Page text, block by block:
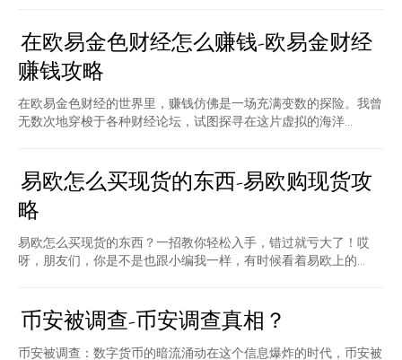
在欧易金色财经怎么赚钱-欧易金财经
赚钱攻略
在欧易金色财经的世界里，赚钱仿佛是一场充满变数的探险。我曾
无数次地穿梭于各种财经论坛，试图探寻在这片虚拟的海洋...
易欧怎么买现货的东西-易欧购现货攻
略
易欧怎么买现货的东西？一招教你轻松入手，错过就亏大了！哎
呀，朋友们，你是不是也跟小编我一样，有时候看着易欧上的...
币安被调查-币安调查真相？
币安被调查：数字货币的暗流涌动在这个信息爆炸的时代，币安被